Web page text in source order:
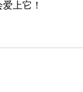
上它！